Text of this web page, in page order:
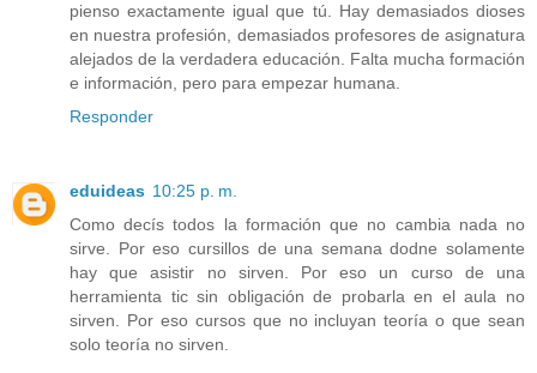
pienso exactamente igual que tú. Hay demasiados dioses
en nuestra profesión, demasiados profesores de asignatura
alejados de la verdadera educación. Falta mucha formación
e información, pero para empezar humana.
Responder
eduideas 10:25 p. m.
Como decís todos la formación que no cambia nada no
sirve. Por eso cursillos de una semana dodne solamente
hay que asistir no sirven. Por eso un curso de una
herramienta tic sin obligación de probarla en el aula no
sirven. Por eso cursos que no incluyan teoría o que sean
solo teoría no sirven.